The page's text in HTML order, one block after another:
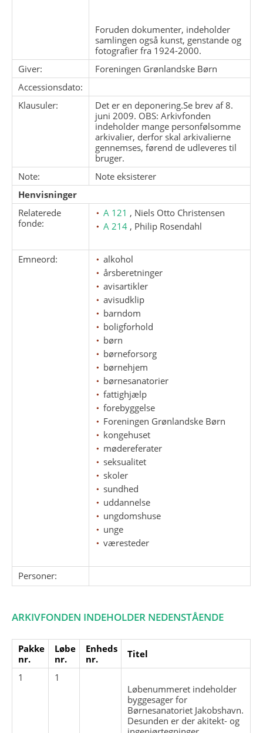
Foruden dokumenter, indeholder
samlingen også kunst, genstande og
fotografier fra 1924-2000.
Giver:
Foreningen Grønlandske Børn
Accessionsdato:
Klausuler:
Det er en deponering.Se brev af 8.
juni 2009. OBS: Arkivfonden
indeholder mange personfølsomme
arkivalier, derfor skal arkivalierne
gennemses, førend de udleveres til
bruger.
Note:
Note eksisterer
Henvisninger
Relaterede
fonde:
A 121 , Niels Otto Christensen
A 214 , Philip Rosendahl
Emneord:
alkohol
årsberetninger
avisartikler
avisudklip
barndom
boligforhold
børn
børneforsorg
børnehjem
børnesanatorier
fattighjælp
forebyggelse
Foreningen Grønlandske Børn
kongehuset
mødereferater
seksualitet
skoler
sundhed
uddannelse
ungdomshuse
unge
væresteder
Personer:
ARKIVFONDEN INDEHOLDER NEDENSTÅENDE
Pakke
nr.
Løbe
nr.
Enheds
nr.
Titel
1
1
Løbenummeret indeholder
byggesager for
Børnesanatoriet Jakobshavn.
Desunden er der akitekt- og